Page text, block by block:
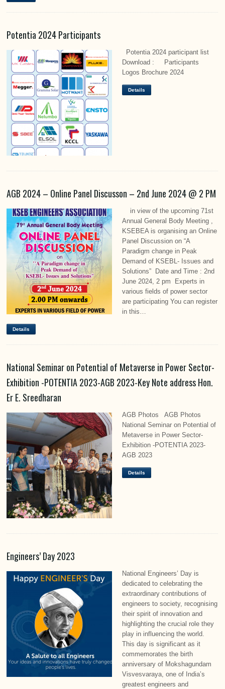
Potentia 2024 Participants
Potentia 2024 participant list
Download : Participants
Logos Brochure 2024
Details
AGB 2024 – Online Panel Discusson – 2nd June 2024 @ 2 PM
in view of the upcoming 71st
Annual General Body Meeting ,
KSEBEA is organising an Online
Panel Discussion on “A
Paradigm change in Peak
Demand of KSEBL- Issues and
Solutions” Date and Time : 2nd
June 2024, 2 pm Experts in
various fields of power sector
are participating You can register
in this…
Details
National Seminar on Potential of Metaverse in Power Sector-
Exhibition -POTENTIA 2023-AGB 2023-Key Note address Hon.
Er E. Sreedharan
AGB Photos AGB Photos
National Seminar on Potential of
Metaverse in Power Sector-
Exhibition -POTENTIA 2023-
AGB 2023
Details
Engineers’ Day 2023
National Engineers’ Day is
dedicated to celebrating the
extraordinary contributions of
engineers to society, recognising
their spirit of innovation and
highlighting the crucial role they
play in influencing the world.
This day is significant as it
commemorates the birth
anniversary of Mokshagundam
Visvesvaraya, one of India’s
greatest engineers and